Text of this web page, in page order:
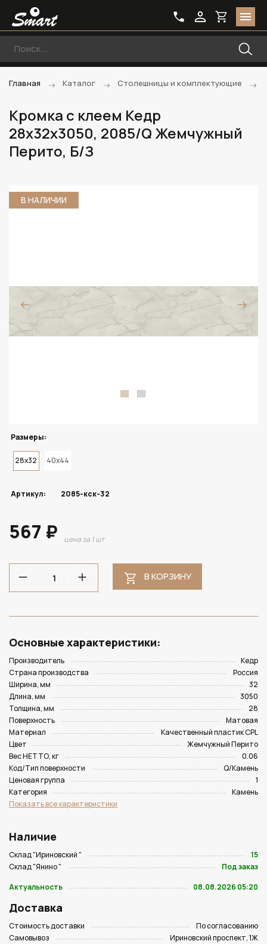
Главная Каталог Столешницы и комплектующие
Кромка с клеем Кедр
28х32х3050, 2085/Q Жемчужный
Перито, Б/З
В НАЛИЧИИ
Размеры:
28x32 40x44
Артикул: 2085-кск-32
567 ₽ цена за 1 шт
В КОРЗИНУ
Основные характеристики:
Производитель
Кедр
Страна производства
Россия
Ширина, мм
32
Длина, мм
3050
Толщина, мм
28
Поверхность
Матовая
Материал
Качественный пластик CPL
Цвет
Жемчужный Перито
Вес НЕТТО, кг
0.06
Код/Тип поверхности
Q/Камень
Ценовая группа
1
Категория
Камень
Показать все характеристики
Наличие
Склад "Ириновский "
15
Склад "Янино "
Под заказ
Актуальность
08.08.2026 05:20
Доставка
Стоимость доставки
По согласованию
Самовывоз
Ириновский проспект, 1Ж